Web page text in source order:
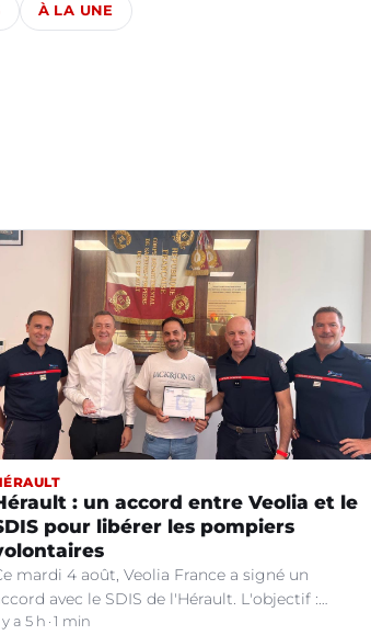
À LA UNE
: un accord entre Veolia et le
pour libérer les pompiers
mardi 4 août, Veolia France a signé un
avec le SDIS de l'Hérault. L'objectif :
la disponibilité des salariés de
y a 5 h 1 min